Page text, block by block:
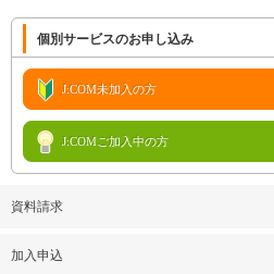
個別サービスのお申し込み
J:COM未加入の方
J:COMご加入中の方
資料請求
加入申込